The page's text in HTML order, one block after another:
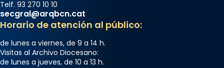
Telf. 93 270 10 10
secgral@arqbcn.cat
Horario de atención al público:
de lunes a viernes, de 9 a 14 h.
Visitas al Archivo Diocesano:
de lunes a jueves, de 10 a 13 h.